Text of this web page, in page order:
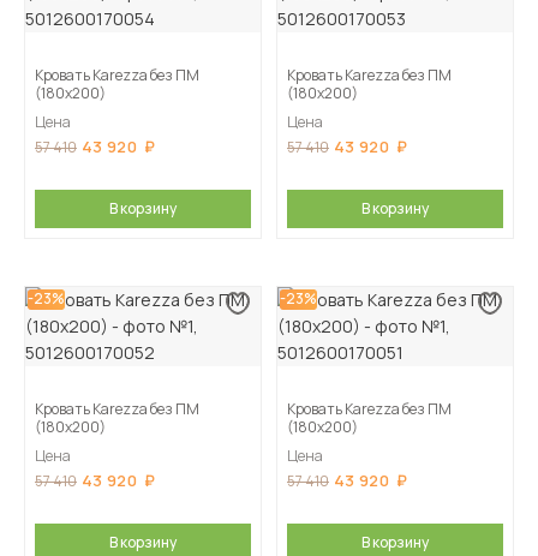
Кровать Karezza без ПМ
(180х200)
Цена
57 410 43 920
В корзину
Кровать Karezza без ПМ
(180х200)
Цена
57 410 43 920
В корзину
-23%
Кровать Karezza без ПМ
(180х200)
Цена
57 410 43 920
В корзину
-23%
Кровать Karezza без ПМ
(180х200)
Цена
57 410 43 920
В корзину